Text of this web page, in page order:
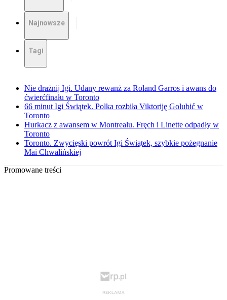
Najnowsze
Tagi
Nie drażnij Igi. Udany rewanż za Roland Garros i awans do
ćwierćfinału w Toronto
66 minut Igi Świątek. Polka rozbiła Viktoriję Golubić w
Toronto
Hurkacz z awansem w Montrealu. Fręch i Linette odpadły w
Toronto
Toronto. Zwycięski powrót Igi Świątek, szybkie pożegnanie
Mai Chwalińskiej
Promowane treści